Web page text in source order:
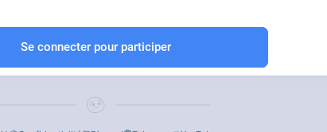
Se connecter pour participer